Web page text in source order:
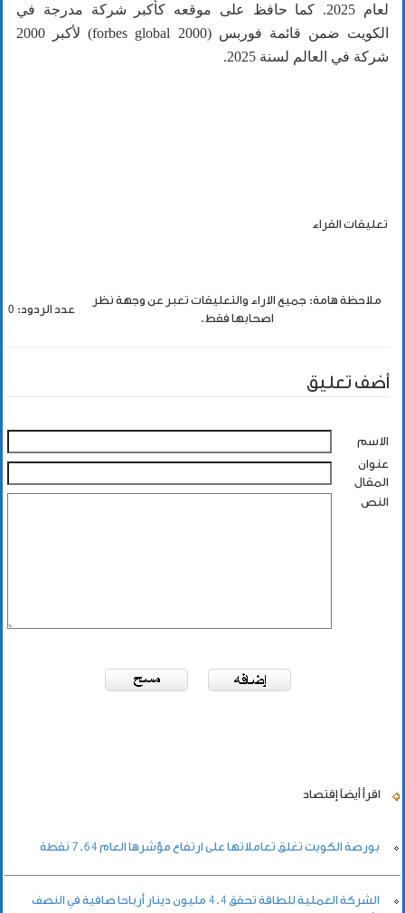
لعام 2025. كما حافظ على موقعه كأكبر شركة مدرجة في
الكويت ضمن قائمة فوربس (forbes global 2000) لأكبر 2000
شركة في العالم لسنة 2025.
تعليقات القراء
ملاحظة هامة: جميع الاراء والتعليقات تعبر عن وجهة نظر
اصحابها فقط.
عدد الردود: 0
أضف تعليق
الاسم
عنوان
المقال
النص
اقرأ أيضاً إقتصاد
بورصة الكويت تغلق تعاملاتها على ارتفاع مؤشرها العام 7.64 نقطة
الشركة العملية للطاقة تحقق 4.4 مليون دينار أرباحا صافية في النصف